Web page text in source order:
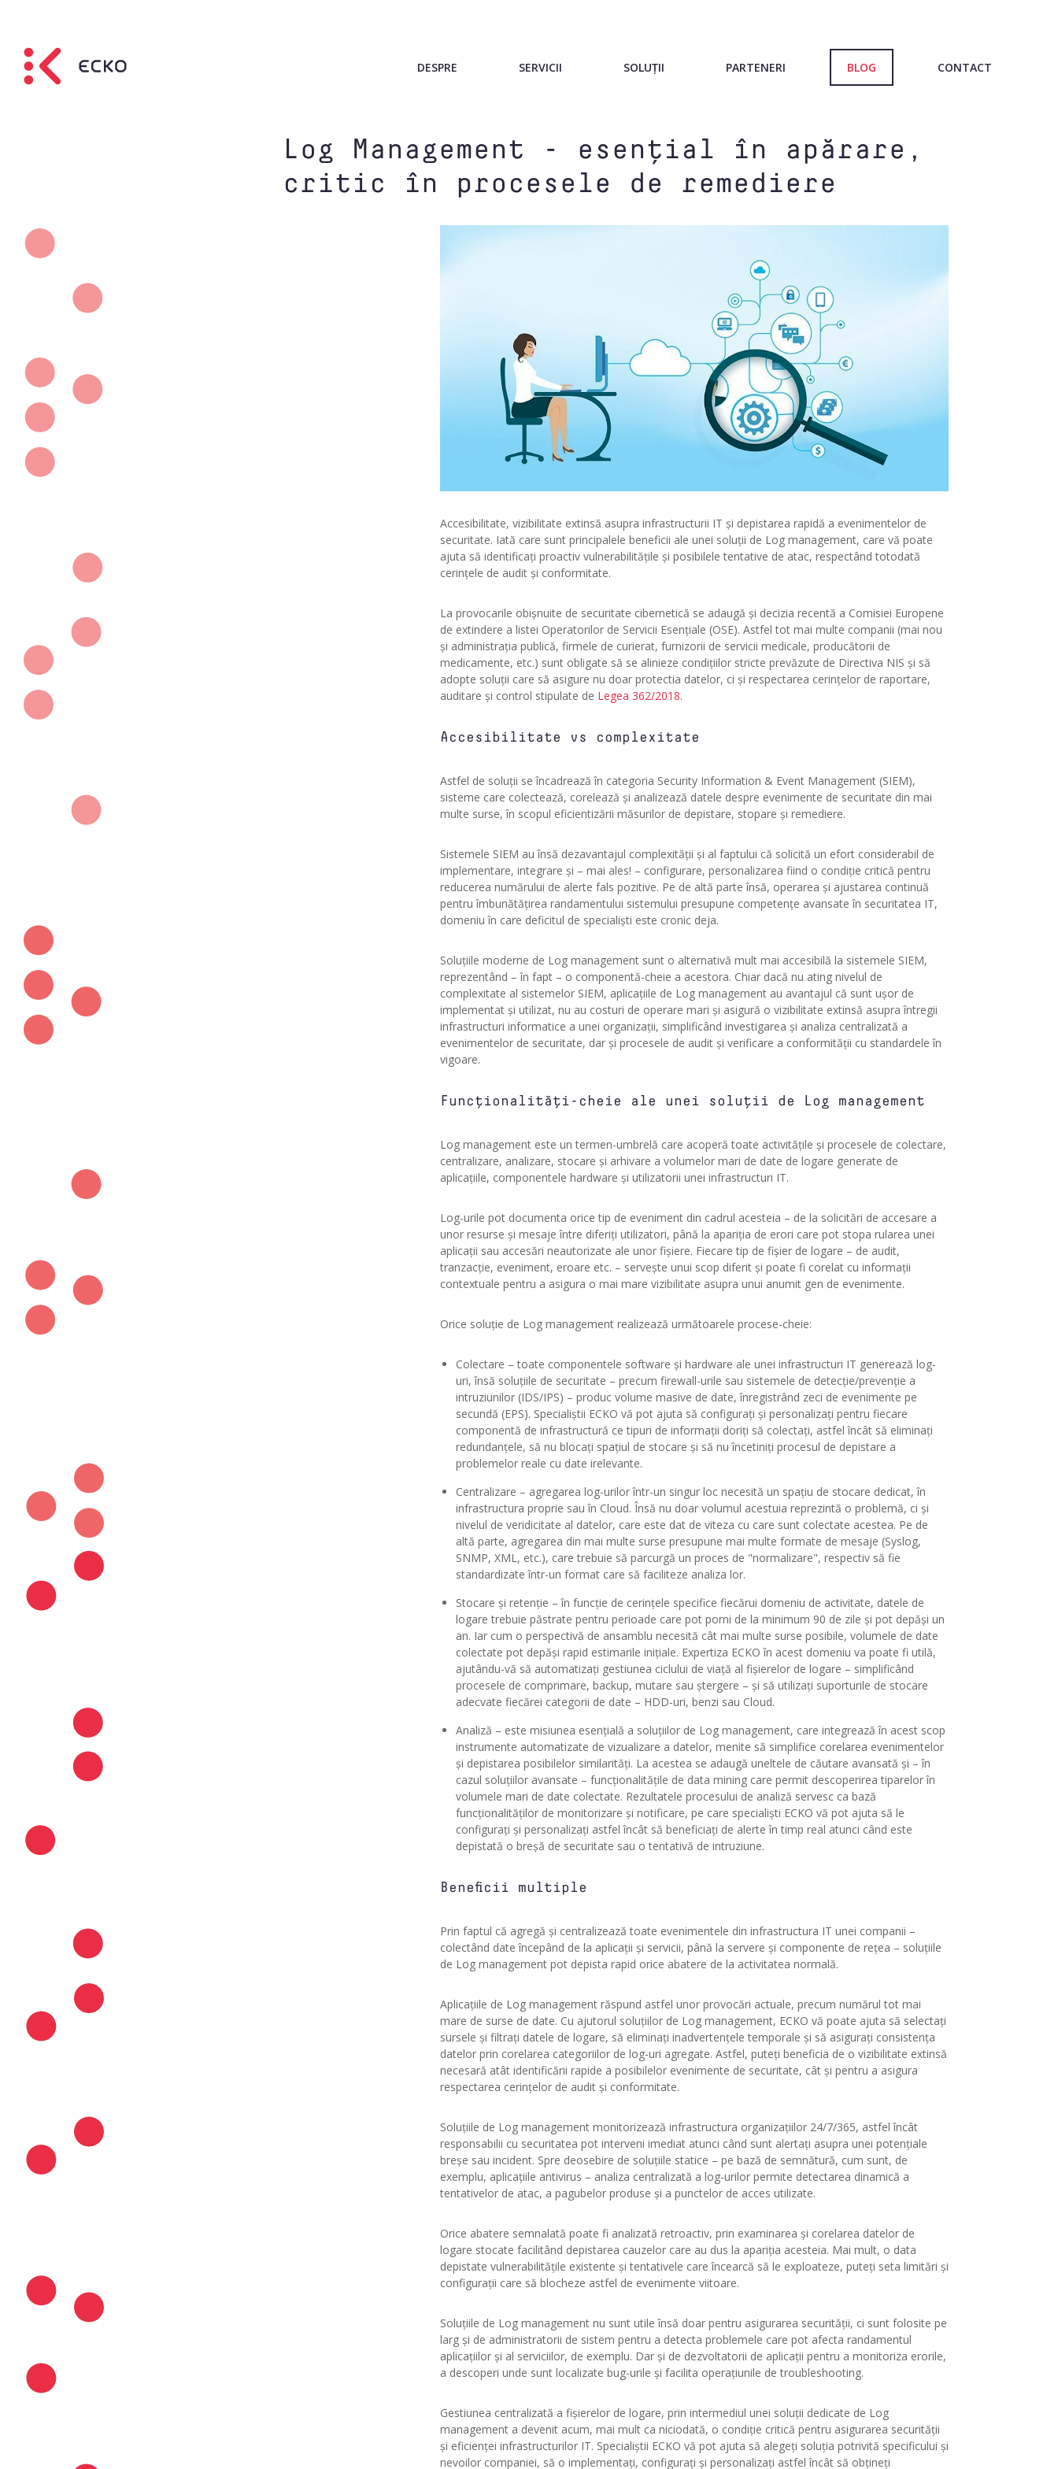
DESPRE SERVICII SOLUȚII PARTENERI BLOG CONTACT
Log Management - esențial în apărare,
critic în procesele de remediere
Accesibilitate, vizibilitate extinsă asupra infrastructurii IT și depistarea rapidă a evenimentelor de
securitate. Iată care sunt principalele beneficii ale unei soluţii de Log management, care vă poate
ajuta să identificaţi proactiv vulnerabilitățile și posibilele tentative de atac, respectând totodată
cerințele de audit și conformitate.
La provocarile obişnuite de securitate cibernetică se adaugă şi decizia recentă a Comisiei Europene
de extindere a listei Operatorilor de Servicii Esențiale (OSE). Astfel tot mai multe companii (mai nou
şi administraţia publică, firmele de curierat, furnizorii de servicii medicale, producătorii de
medicamente, etc.) sunt obligate să se alinieze condițiilor stricte prevăzute de Directiva NIS și să
adopte soluții care să asigure nu doar protectia datelor, ci și respectarea cerințelor de raportare,
auditare și control stipulate de Legea 362/2018.
Accesibilitate vs complexitate
Astfel de soluții se încadrează în categoria Security Information & Event Management (SIEM),
sisteme care colectează, corelează și analizează datele despre evenimente de securitate din mai
multe surse, în scopul eficientizării măsurilor de depistare, stopare și remediere.
Sistemele SIEM au însă dezavantajul complexității și al faptului că solicită un efort considerabil de
implementare, integrare și – mai ales! – configurare, personalizarea fiind o condiție critică pentru
reducerea numărului de alerte fals pozitive. Pe de altă parte însă, operarea și ajustarea continuă
pentru îmbunătățirea randamentului sistemului presupune competențe avansate în securitatea IT,
domeniu în care deficitul de specialiști este cronic deja.
Soluțiile moderne de Log management sunt o alternativă mult mai accesibilă la sistemele SIEM,
reprezentând – în fapt – o componentă-cheie a acestora. Chiar dacă nu ating nivelul de
complexitate al sistemelor SIEM, aplicațiile de Log management au avantajul că sunt ușor de
implementat și utilizat, nu au costuri de operare mari și asigură o vizibilitate extinsă asupra întregii
infrastructuri informatice a unei organizații, simplificând investigarea și analiza centralizată a
evenimentelor de securitate, dar și procesele de audit și verificare a conformității cu standardele în
vigoare.
Funcționalități-cheie ale unei soluții de Log management
Log management este un termen-umbrelă care acoperă toate activitățile și procesele de colectare,
centralizare, analizare, stocare și arhivare a volumelor mari de date de logare generate de
aplicațiile, componentele hardware și utilizatorii unei infrastructuri IT.
Log-urile pot documenta orice tip de eveniment din cadrul acesteia – de la solicitări de accesare a
unor resurse și mesaje între diferiți utilizatori, până la apariția de erori care pot stopa rularea unei
aplicații sau accesări neautorizate ale unor fișiere. Fiecare tip de fișier de logare – de audit,
tranzacție, eveniment, eroare etc. – servește unui scop diferit și poate fi corelat cu informații
contextuale pentru a asigura o mai mare vizibilitate asupra unui anumit gen de evenimente.
Orice soluție de Log management realizează următoarele procese-cheie:
Colectare – toate componentele software și hardware ale unei infrastructuri IT generează log-
uri, însă soluțiile de securitate – precum firewall-urile sau sistemele de detecție/prevenție a
intruziunilor (IDS/IPS) – produc volume masive de date, înregistrând zeci de evenimente pe
secundă (EPS). Specialiștii ECKO vă pot ajuta să configurați și personalizați pentru fiecare
componentă de infrastructură ce tipuri de informații doriți să colectați, astfel încât să eliminați
redundanțele, să nu blocați spațiul de stocare și să nu încetiniți procesul de depistare a
problemelor reale cu date irelevante.
Centralizare – agregarea log-urilor într-un singur loc necesită un spațiu de stocare dedicat, în
infrastructura proprie sau în Cloud. Însă nu doar volumul acestuia reprezintă o problemă, ci și
nivelul de veridicitate al datelor, care este dat de viteza cu care sunt colectate acestea. Pe de
altă parte, agregarea din mai multe surse presupune mai multe formate de mesaje (Syslog,
SNMP, XML, etc.), care trebuie să parcurgă un proces de "normalizare", respectiv să fie
standardizate într-un format care să faciliteze analiza lor.
Stocare și retenție – în funcție de cerințele specifice fiecărui domeniu de activitate, datele de
logare trebuie păstrate pentru perioade care pot porni de la minimum 90 de zile și pot depăși un
an. Iar cum o perspectivă de ansamblu necesită cât mai multe surse posibile, volumele de date
colectate pot depăși rapid estimarile inițiale. Expertiza ECKO în acest domeniu va poate fi utilă,
ajutându-vă să automatizați gestiunea ciclului de viață al fișierelor de logare – simplificând
procesele de comprimare, backup, mutare sau ștergere – și să utilizați suporturile de stocare
adecvate fiecărei categorii de date – HDD-uri, benzi sau Cloud.
Analiză – este misiunea esențială a soluțiilor de Log management, care integrează în acest scop
instrumente automatizate de vizualizare a datelor, menite să simplifice corelarea evenimentelor
și depistarea posibilelor similarități. La acestea se adaugă uneltele de căutare avansată și – în
cazul soluțiilor avansate – funcționalitățile de data mining care permit descoperirea tiparelor în
volumele mari de date colectate. Rezultatele procesului de analiză servesc ca bază
funcționalităților de monitorizare și notificare, pe care specialiști ECKO vă pot ajuta să le
configurați și personalizați astfel încât să beneficiați de alerte în timp real atunci când este
depistată o breșă de securitate sau o tentativă de intruziune.
Beneficii multiple
Prin faptul că agregă și centralizează toate evenimentele din infrastructura IT unei companii –
colectând date începând de la aplicații și servicii, până la servere și componente de rețea – soluțiile
de Log management pot depista rapid orice abatere de la activitatea normală.
Aplicațiile de Log management răspund astfel unor provocări actuale, precum numărul tot mai
mare de surse de date. Cu ajutorul soluțiilor de Log management, ECKO vă poate ajuta să selectați
sursele și filtrați datele de logare, să eliminați inadvertențele temporale și să asigurați consistența
datelor prin corelarea categoriilor de log-uri agregate. Astfel, puteți beneficia de o vizibilitate extinsă
necesară atât identificării rapide a posibilelor evenimente de securitate, cât și pentru a asigura
respectarea cerințelor de audit și conformitate.
Soluțiile de Log management monitorizează infrastructura organizațiilor 24/7/365, astfel încât
responsabilii cu securitatea pot interveni imediat atunci când sunt alertați asupra unei potențiale
breșe sau incident. Spre deosebire de soluțiile statice – pe bază de semnătură, cum sunt, de
exemplu, aplicațiile antivirus – analiza centralizată a log-urilor permite detectarea dinamică a
tentativelor de atac, a pagubelor produse și a punctelor de acces utilizate.
Orice abatere semnalată poate fi analizată retroactiv, prin examinarea și corelarea datelor de
logare stocate facilitând depistarea cauzelor care au dus la apariția acesteia. Mai mult, o data
depistate vulnerabilitățile existente și tentativele care încearcă să le exploateze, puteți seta limitări și
configurații care să blocheze astfel de evenimente viitoare.
Soluțiile de Log management nu sunt utile însă doar pentru asigurarea securității, ci sunt folosite pe
larg și de administratorii de sistem pentru a detecta problemele care pot afecta randamentul
aplicațiilor și al serviciilor, de exemplu. Dar și de dezvoltatorii de aplicații pentru a monitoriza erorile,
a descoperi unde sunt localizate bug-urile și facilita operațiunile de troubleshooting.
Gestiunea centralizată a fișierelor de logare, prin intermediul unei soluții dedicate de Log
management a devenit acum, mai mult ca niciodată, o condiție critică pentru asigurarea securității
și eficienței infrastructurilor IT. Specialiștii ECKO vă pot ajuta să alegeți soluția potrivită specificului și
nevoilor companiei, să o implementați, configurați și personalizați astfel încât să obțineți